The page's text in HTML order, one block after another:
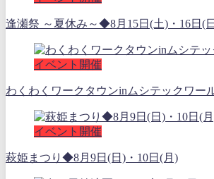
逢瀬祭 ～夏休み～◆8月15日(土)・16日(
イベント開催
わくわくワークタウンinムシテックワー
イベント開催
萩姫まつり◆8月9日(日)・10日(月)